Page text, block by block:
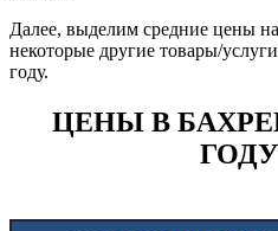
Далее, выделим средние цены
некоторые другие товары/
году.
ЦЕНЫ В
ГОДУ